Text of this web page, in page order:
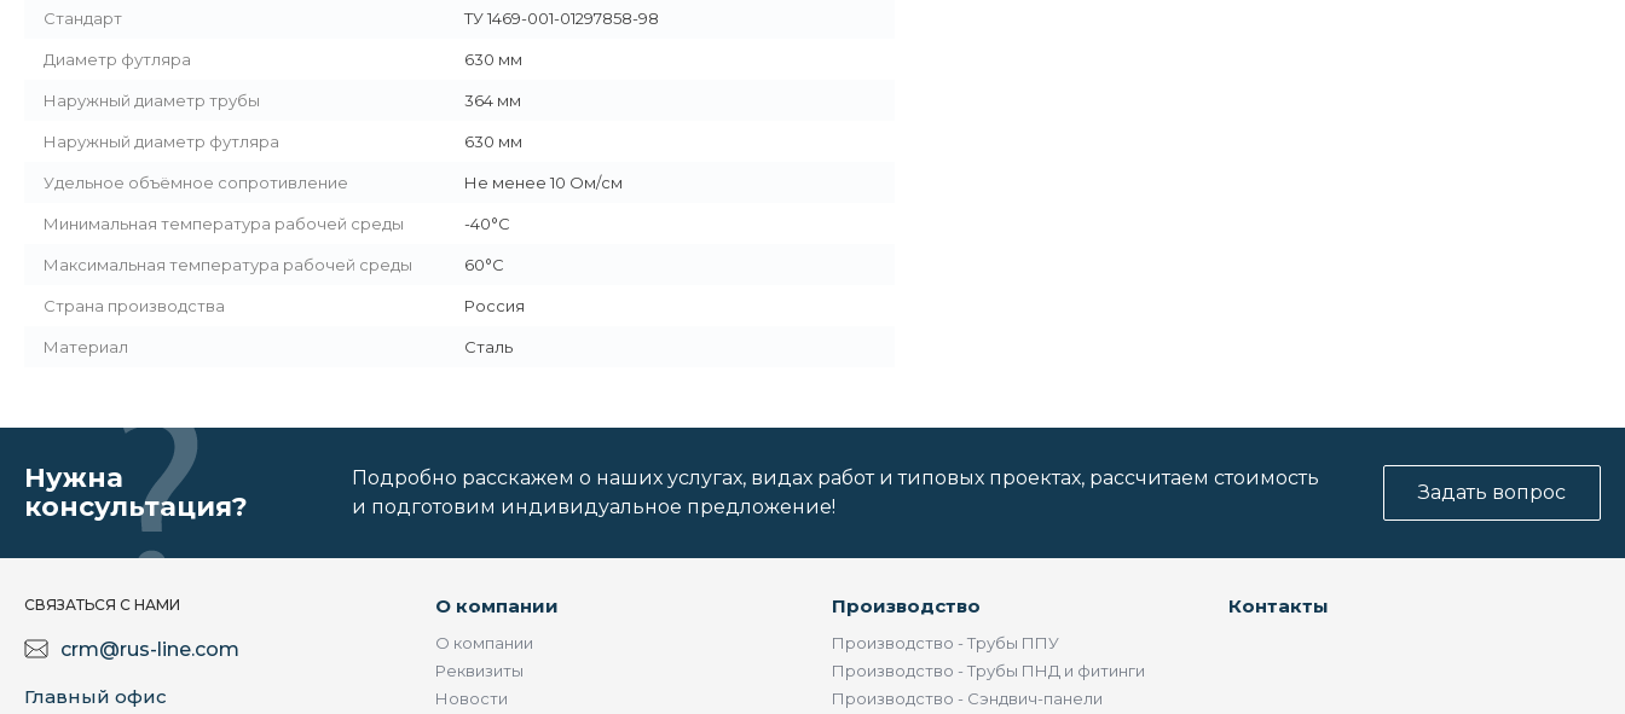
Стандарт ТУ 1469-001-01297858-98
Диаметр футляра 630 мм
Наружный диаметр трубы 364 мм
Наружный диаметр футляра 630 мм
Удельное объёмное сопротивление Не менее 10 Ом/см
Минимальная температура рабочей среды -40°С
Максимальная температура рабочей среды 60°С
Страна производства Россия
Материал Сталь
Нужна
консультация?
Подробно расскажем о наших услугах, видах работ и типовых проектах, рассчитаем стоимость
и подготовим индивидуальное предложение!
Задать вопрос
СВЯЗАТЬСЯ С НАМИ
crm@rus-line.com
Главный офис
О компании
О компании
Реквизиты
Новости
Производство
Производство - Трубы ППУ
Производство - Трубы ПНД и фитинги
Производство - Сэндвич-панели
Контакты